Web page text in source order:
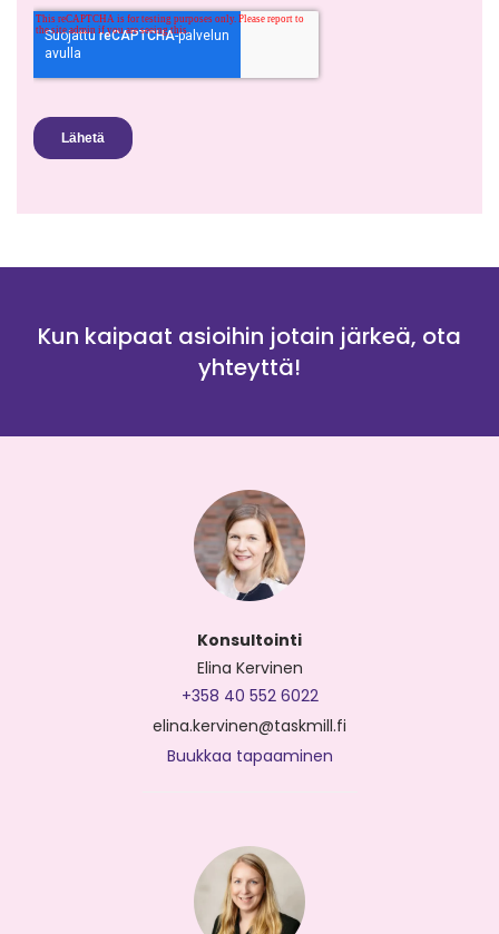
Kun kaipaat asioihin jotain järkeä, ota
yhteyttä!
Konsultointi
Elina Kervinen
+358 40 552 6022
elina.kervinen@taskmill.fi
Buukkaa tapaaminen